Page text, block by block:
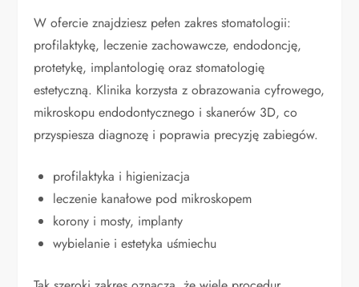
W ofercie znajdziesz pełen zakres stomatologii:
profilaktykę, leczenie zachowawcze, endodoncję,
protetykę, implantologię oraz stomatologię
estetyczną. Klinika korzysta z obrazowania cyfrowego,
mikroskopu endodontycznego i skanerów 3D, co
przyspiesza diagnozę i poprawia precyzję zabiegów.
profilaktyka i higienizacja
leczenie kanałowe pod mikroskopem
korony i mosty, implanty
wybielanie i estetyka uśmiechu